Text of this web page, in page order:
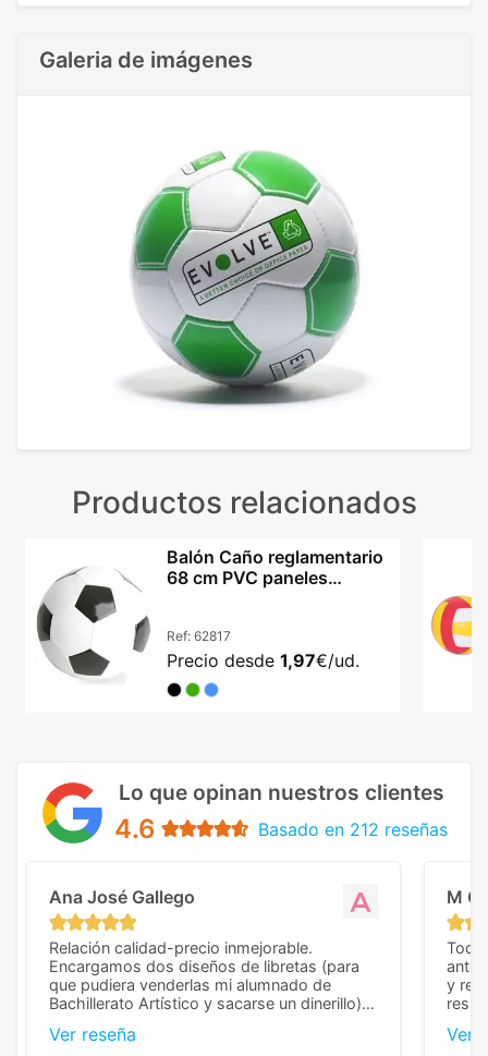
Galeria de imágenes
Productos relacionados
Balón Caño reglamentario
68 cm PVC paneles
Ref: 62817
Precio desde 1,97€/ud.
Lo que opinan nuestros clientes
4.6 Basado en 212 reseñas
Ana José Gallego
Relación calidad-precio inmejorable.
Encargamos dos diseños de libretas (para
que pudiera venderlas mi alumnado de
Bachillerato Artístico y sacarse un dinerillo) y
diferencia, con libretas de muy buena calidad
Ver reseña
M C
Todo
y
Ver